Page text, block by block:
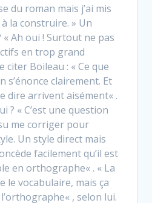
du roman mais j’ai mis
la construire. » Un
« Ah oui ! Surtout ne pas
en trop grand
citer Boileau : « Ce que
s’énonce clairement. Et
dire arrivent aisément« .
? « C’est une question
me corriger pour
Un style direct mais
facilement qu’il est
en orthographe« . « La
le vocabulaire, mais ça
, selon lui.